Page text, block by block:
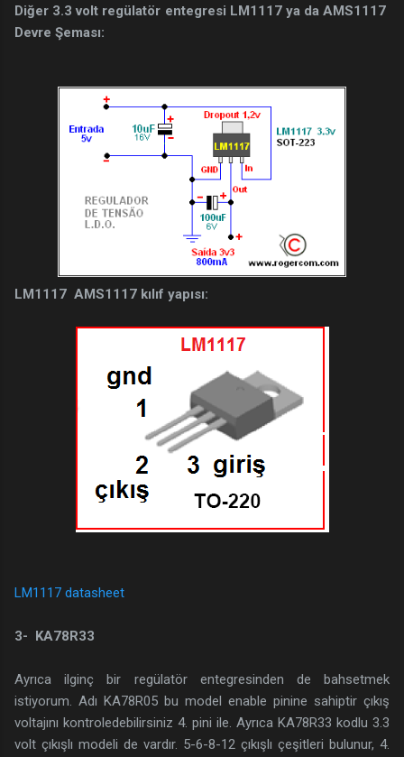
Diğer 3.3 volt regülatör entegresi LM1117 ya da AMS1117
Devre Şeması:
LM1117 AMS1117 kılıf yapısı:
LM1117 datasheet
3- KA78R33
Ayrıca ilginç bir regülatör entegresinden de bahsetmek
istiyorum. Adı KA78R05 bu model enable pinine sahiptir çıkış
voltajını kontroledebilirsiniz 4. pini ile. Ayrıca KA78R33 kodlu 3.3
volt çıkışlı modeli de vardır. 5-6-8-12 çıkışlı çeşitleri bulunur, 4.